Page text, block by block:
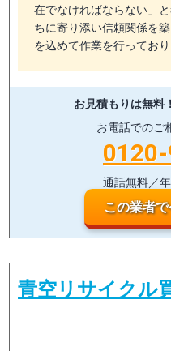
在でなければならない」
ちに寄り添い信頼関係を
を込めて作業を行ってお
お見積もりは無料！
お電話でのご
通話無料／
この業者
青空リサイクル